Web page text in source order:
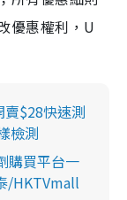
優惠權利，U
賣$28快速測
檢測
購買平台一
/HKTVmall